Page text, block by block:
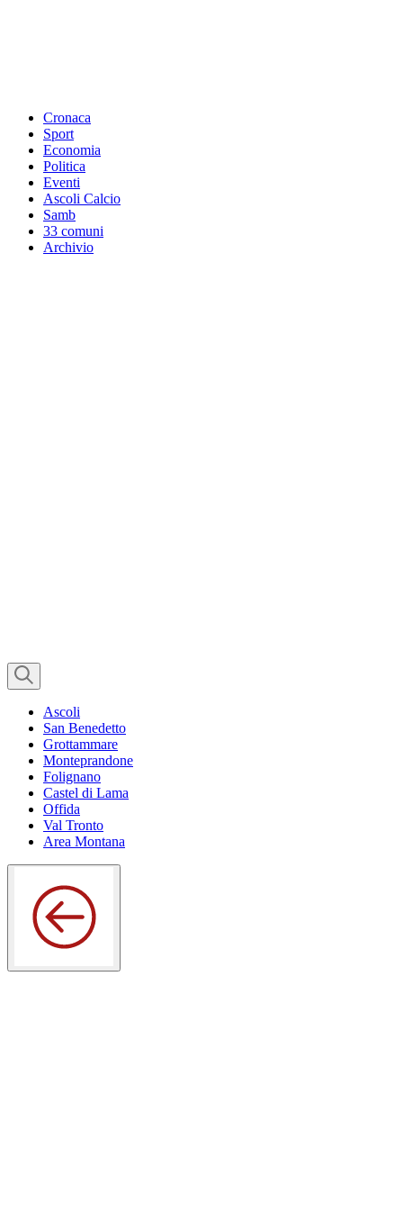
Cronaca
Sport
Economia
Politica
Eventi
Ascoli Calcio
Samb
33 comuni
Archivio
Ascoli
San Benedetto
Grottammare
Monteprandone
Folignano
Castel di Lama
Offida
Val Tronto
Area Montana